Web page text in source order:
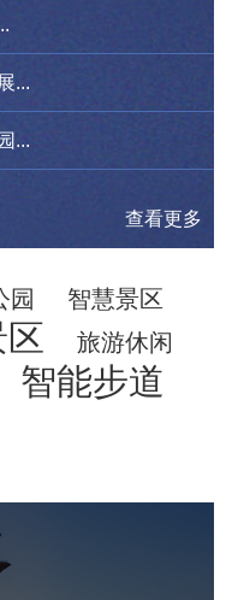
...
...
查看更多
园
智慧景区
旅游休闲
智能步道